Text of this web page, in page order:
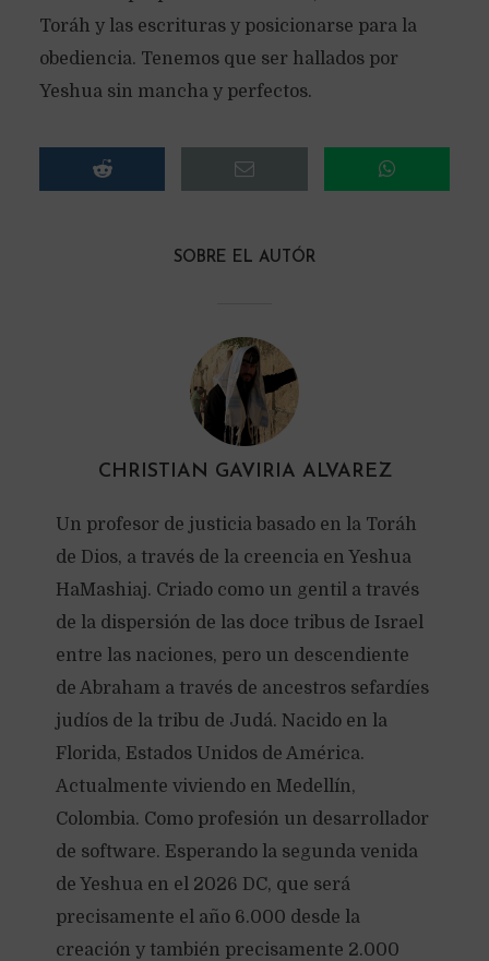
Toráh y las escrituras y posicionarse para la
obediencia. Tenemos que ser hallados por
Yeshua sin mancha y perfectos.
SOBRE EL AUTÓR
CHRISTIAN GAVIRIA ALVAREZ
Un profesor de justicia basado en la Toráh
de Dios, a través de la creencia en Yeshua
HaMashiaj. Criado como un gentil a través
de la dispersión de las doce tribus de Israel
entre las naciones, pero un descendiente
de Abraham a través de ancestros sefardíes
judíos de la tribu de Judá. Nacido en la
Florida, Estados Unidos de América.
Actualmente viviendo en Medellín,
Colombia. Como profesión un desarrollador
de software. Esperando la segunda venida
de Yeshua en el 2026 DC, que será
precisamente el año 6.000 desde la
creación y también precisamente 2.000